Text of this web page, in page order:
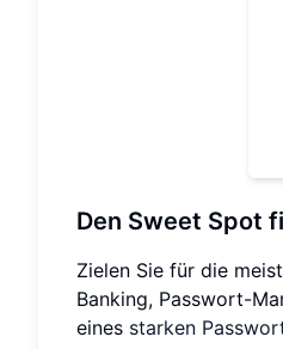
Den Sweet Spot
Zielen Sie für die
Banking, Passwort-
eines starken